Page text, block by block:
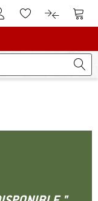
le compte client
Vers la liste
Vers le